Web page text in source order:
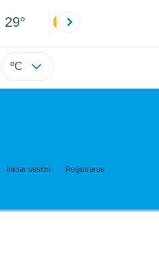
29°
ºC
Iniciar sesión Registrarse